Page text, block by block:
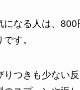
になる人は、800
す。
りつきも少ない